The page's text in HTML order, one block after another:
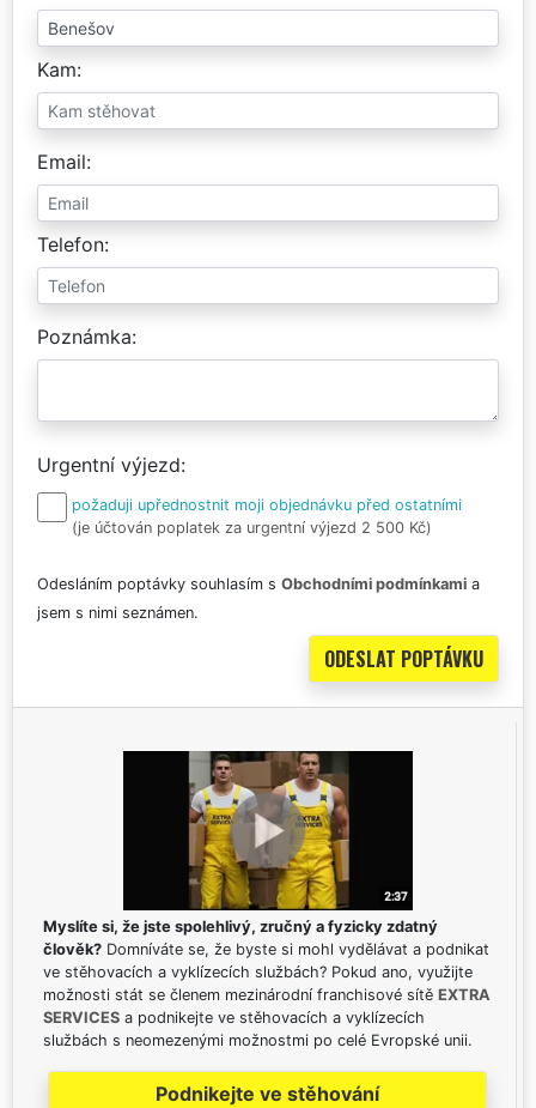
Kam
Email
Telefon
Poznámka
Urgentní výjezd
požaduji upřednostnit moji objednávku před ostatními
(je účtován poplatek za urgentní výjezd 2 500 Kč)
Odesláním poptávky souhlasím s Obchodními podmínkami a
jsem s nimi seznámen.
Myslíte si, že jste spolehlivý, zručný a fyzicky zdatný
člověk? Domníváte se, že byste si mohl vydělávat a podnikat
ve stěhovacích a vyklízecích službách? Pokud ano, využijte
možnosti stát se členem mezinárodní franchisové sítě EXTRA
SERVICES a podnikejte ve stěhovacích a vyklízecích
službách s neomezenými možnostmi po celé Evropské unii.
Podnikejte ve stěhování